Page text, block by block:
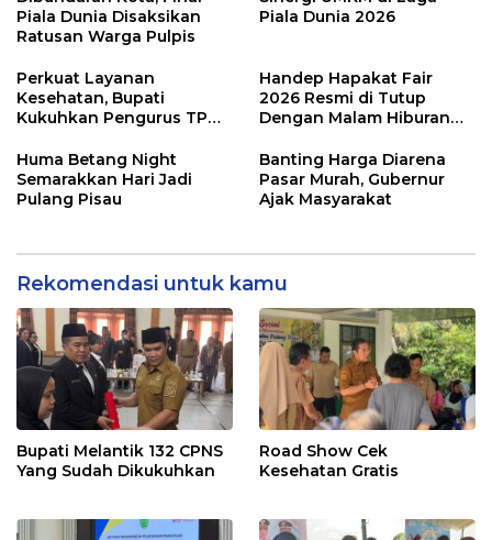
Piala Dunia Disaksikan
Ratusan Warga Pulpis
Piala Dunia 2026
Perkuat Layanan
Kesehatan, Bupati
Kukuhkan Pengurus TP
Handep Hapakat Fair
2026 Resmi di Tutup
Dengan Malam Hiburan
Huma Betang Night
Semarakkan Hari Jadi
Pulang Pisau
Banting Harga Diarena
Pasar Murah, Gubernur
Ajak Masyarakat
Rekomendasi untuk kamu
Bupati Melantik 132 CPNS
Yang Sudah Dikukuhkan
Road Show Cek
Kesehatan Gratis